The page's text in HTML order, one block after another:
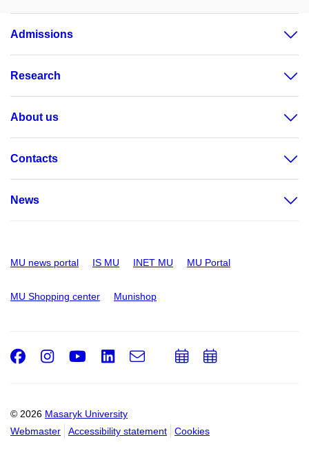
Admissions
Research
About us
Contacts
News
MU news portal IS MU INET MU MU Portal
MU Shopping center Munishop
© 2026 Masaryk University
Webmaster
Accessibility statement Cookies
Facebook
Instagram
Youtube
LinkedIn
e-
AddAdd